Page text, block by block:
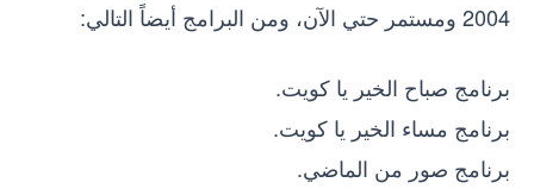
2004 ومستمر حتي الآن، ومن البرامج أيضاً التالي:
برنامج صباح الخير يا كويت.
برنامج مساء الخير يا كويت.
برنامج صور من الماضي.